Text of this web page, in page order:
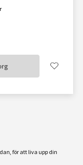
för att liva upp din